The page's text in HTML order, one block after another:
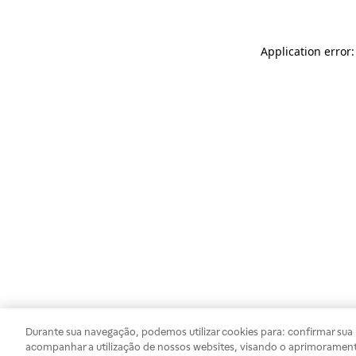
Application
Durante sua navegação, podemos utilizar cookies para: confirmar
acompanhar a utilização de nossos websites, visando o